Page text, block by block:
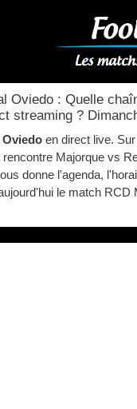
Oviedo : Quelle
streaming ?
Oviedo en direct live.
rencontre Majorque vs
donne l'agenda,
le match RCD